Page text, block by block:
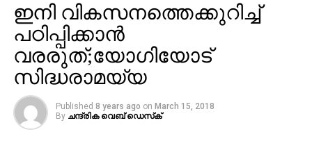
ഇനി വികസനത്തെക്കുറിച്ച്
പഠിപ്പിക്കാന്‍
വരരുത്;യോഗിയോട്
സിദ്ധരാമയ്യ
Published 8 years ago on March 15, 2018
By ചന്ദ്രിക വെബ് ഡെസ്‌ക്‌